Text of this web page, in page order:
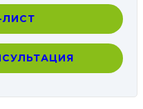
ЛИСТ